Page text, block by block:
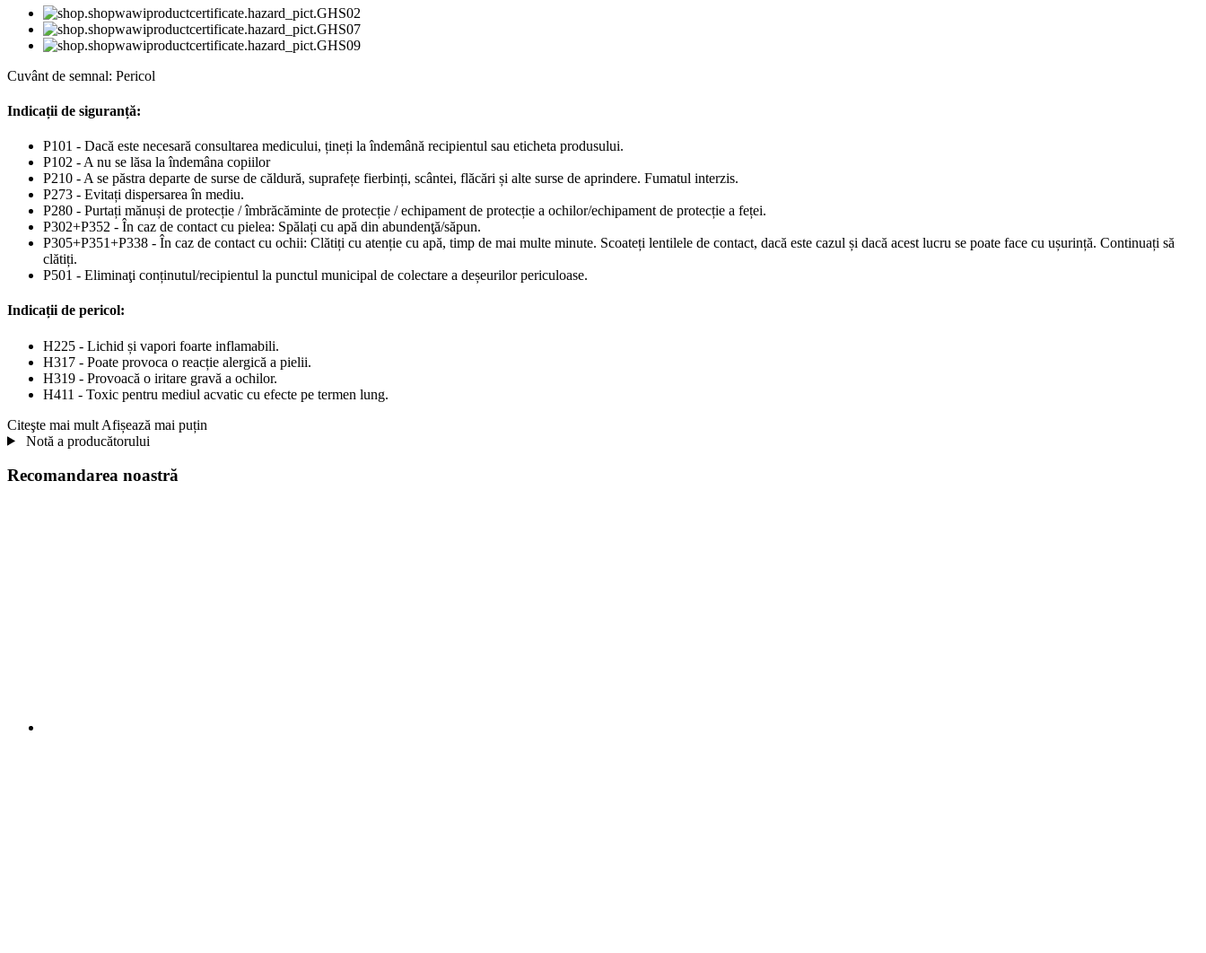
Cuvânt de semnal: Pericol
Indicații de siguranță:
P101 - Dacă este necesară consultarea medicului, țineți la îndemână recipientul sau eticheta produsului.
P102 - A nu se lăsa la îndemâna copiilor
P210 - A se păstra departe de surse de căldură, suprafețe fierbinți, scântei, flăcări și alte surse de aprindere. Fumatul interzis.
P273 - Evitați dispersarea în mediu.
P280 - Purtați mănuși de protecție / îmbrăcăminte de protecție / echipament de protecție a ochilor/echipament de protecție a feței.
P302+P352 - În caz de contact cu pielea: Spălați cu apă din abundenţă/săpun.
P305+P351+P338 - În caz de contact cu ochii: Clătiți cu atenție cu apă, timp de mai multe minute. Scoateți lentilele de contact, dacă este cazul și dacă acest lucru se poate face cu ușurință. Continuați să
clătiți.
P501 - Eliminaţi conținutul/recipientul la punctul municipal de colectare a deșeurilor periculoase.
Indicații de pericol:
H225 - Lichid și vapori foarte inflamabili.
H317 - Poate provoca o reacție alergică a pielii.
H319 - Provoacă o iritare gravă a ochilor.
H411 - Toxic pentru mediul acvatic cu efecte pe termen lung.
Citeşte mai mult Afișează mai puțin
Notă a producătorului
Recomandarea noastră